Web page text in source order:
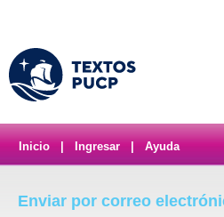
Inicio Ingresar Ayuda
Enviar por correo